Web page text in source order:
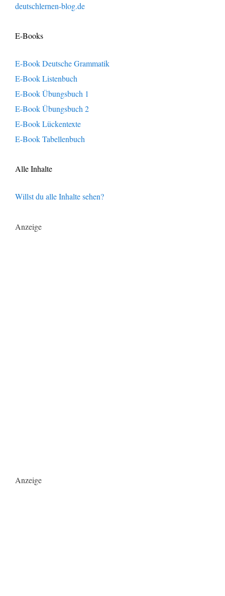
deutschlernen-blog.de
E-Books
E-Book Deutsche Grammatik
E-Book Listenbuch
E-Book Übungsbuch 1
E-Book Übungsbuch 2
E-Book Lückentexte
E-Book Tabellenbuch
Alle Inhalte
Willst du alle Inhalte sehen?
Anzeige
Anzeige